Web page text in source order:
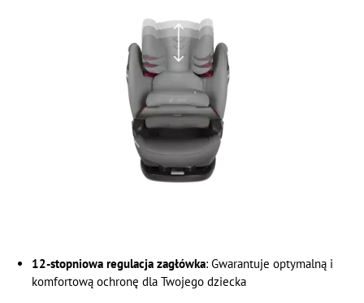
12-stopniowa regulacja zagłówka: Gwarantuje optymalną i
komfortową ochronę dla Twojego dziecka